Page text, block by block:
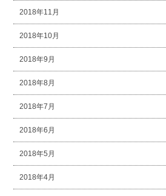
2018年11月
2018年10月
2018年9月
2018年8月
2018年7月
2018年6月
2018年5月
2018年4月